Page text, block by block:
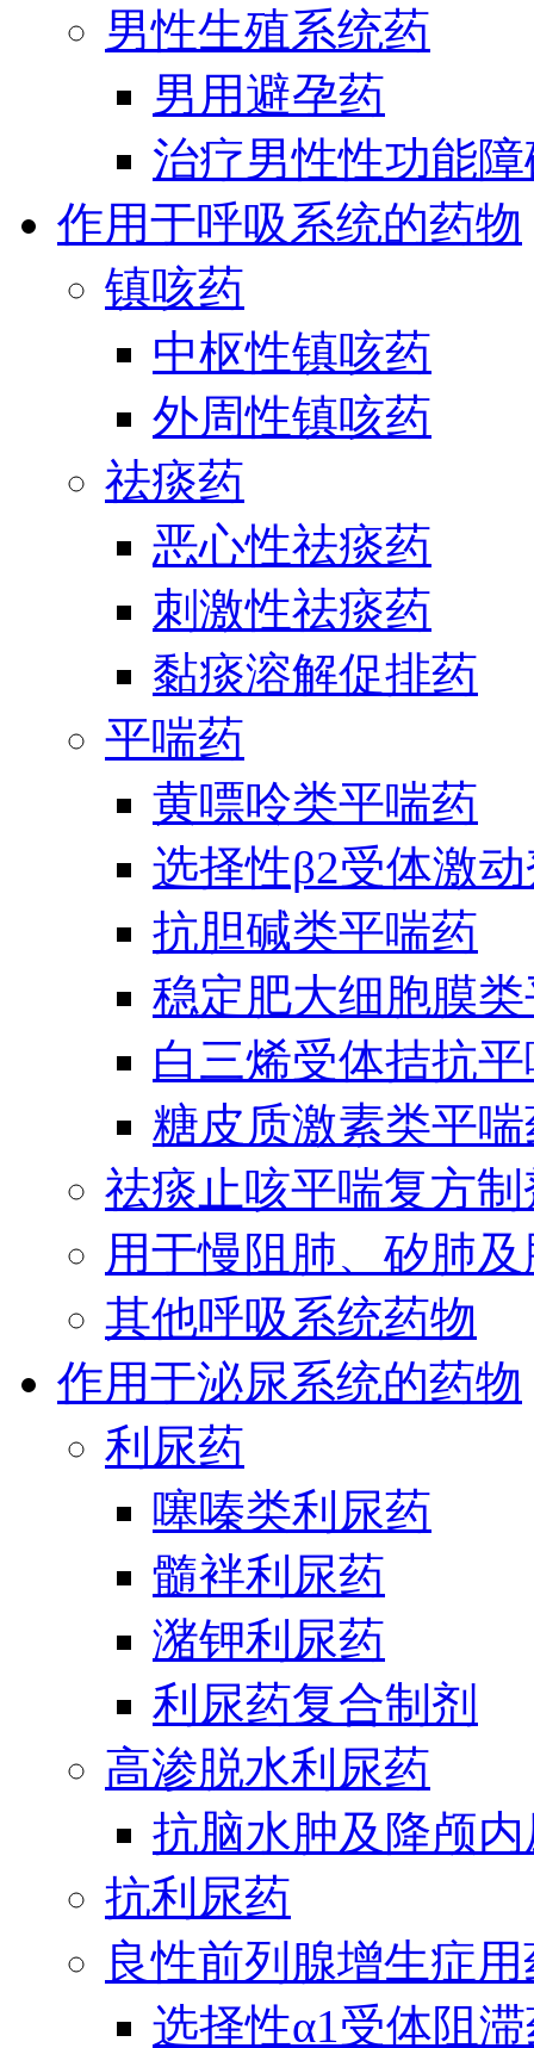
男性生殖系统药
男用避孕药
治疗男性性功能
作用于呼吸系统的药物
镇咳药
中枢性镇咳药
外周性镇咳药
祛痰药
恶心性祛痰药
刺激性祛痰药
黏痰溶解促排药
平喘药
黄嘌呤类平喘药
选择性β2受体激
抗胆碱类平喘药
稳定肥大细胞膜
白三烯受体拮抗
糖皮质激素类平
祛痰止咳平喘复方制
用于慢阻肺、矽肺
其他呼吸系统药物
作用于泌尿系统的药物
利尿药
噻嗪类利尿药
髓袢利尿药
潴钾利尿药
利尿药复合制剂
高渗脱水利尿药
抗脑水肿及降颅
抗利尿药
良性前列腺增生症
选择性α1受体阻